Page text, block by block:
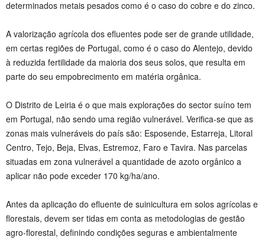
determinados metais pesados como é o caso do cobre e do zinco.
A valorização agrícola dos efluentes pode ser de grande utilidade,
em certas regiões de Portugal, como é o caso do Alentejo, devido
à reduzida fertilidade da maioria dos seus solos, que resulta em
parte do seu empobrecimento em matéria orgânica.
O Distrito de Leiria é o que mais explorações do sector suíno tem
em Portugal, não sendo uma região vulnerável. Verifica-se que as
zonas mais vulneráveis do país são: Esposende, Estarreja, Litoral
Centro, Tejo, Beja, Elvas, Estremoz, Faro e Tavira. Nas parcelas
situadas em zona vulnerável a quantidade de azoto orgânico a
aplicar não pode exceder 170 kg/ha/ano.
Antes da aplicação do efluente de suinicultura em solos agrícolas e
florestais, devem ser tidas em conta as metodologias de gestão
agro-florestal, definindo condições seguras e ambientalmente